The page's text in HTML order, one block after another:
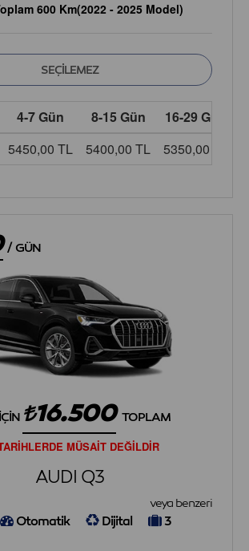
600 Km(2022 - 2025 Model)
4-7 Gün 8-15 Gün 16-29 Gün
5450,00 TL 5400,00 TL 5350,00 TL
/ GÜN
16.500 TOPLAM
MÜSAİT DEĞİLDİR
AUDI Q3
veya benzeri
Otomatik Dijital 3